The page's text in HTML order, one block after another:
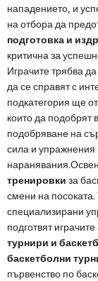
нападението, и
на отбора да
подготовка и
критична за
Играчите трябва
да се справят с
подкатегория ще
които да подобрят
подобряване на
сила и упражнения
тренировки за
смени на
специализирани
подготвят
турнири и
баскетболни
първенство по